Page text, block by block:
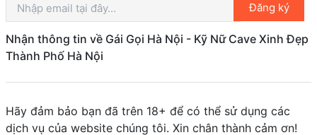
Đăng ký
Nhận thông tin về Gái Gọi Hà Nội - Kỹ Nữ Cave Xinh Đẹp
Thành Phố Hà Nội
Hãy đảm bảo bạn đã trên 18+ để có thể sử dụng các
dịch vụ của website chúng tôi. Xin chân thành cảm ơn!